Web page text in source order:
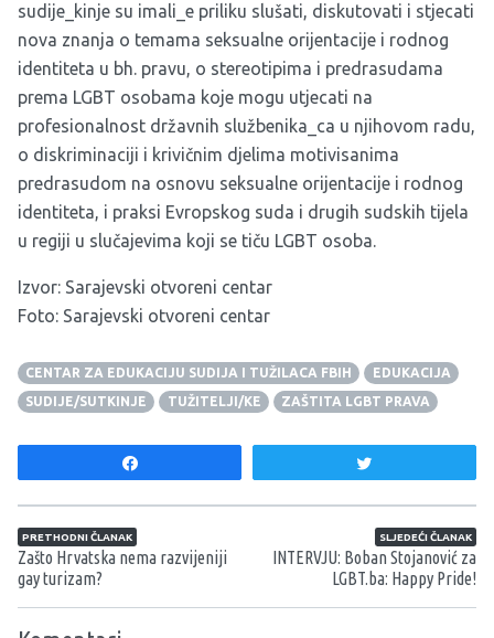
sudije_kinje su imali_e priliku slušati, diskutovati i stjecati
nova znanja o temama seksualne orijentacije i rodnog
identiteta u bh. pravu, o stereotipima i predrasudama
prema LGBT osobama koje mogu utjecati na
profesionalnost državnih službenika_ca u njihovom radu,
o diskriminaciji i krivičnim djelima motivisanima
predrasudom na osnovu seksualne orijentacije i rodnog
identiteta, i praksi Evropskog suda i drugih sudskih tijela
u regiji u slučajevima koji se tiču LGBT osoba.
Izvor: Sarajevski otvoreni centar
Foto: Sarajevski otvoreni centar
CENTAR ZA EDUKACIJU SUDIJA I TUŽILACA FBIH
EDUKACIJA
SUDIJE/SUTKINJE
TUŽITELJI/KE ZAŠTITA LGBT PRAVA
Navigacija članaka
PRETHODNI ČLANAK
Zašto Hrvatska nema razvijeniji
gay turizam?
SLJEDEĆI ČLANAK
INTERVJU: Boban Stojanović za
LGBT.ba: Happy Pride!